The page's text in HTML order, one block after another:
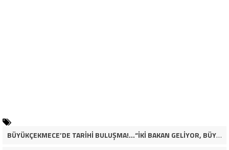
BÜYÜKÇEKMECE’DE TARİHİ BULUŞMA!…“İKİ BAKAN GELİYOR, BÜYÜKÇEKMECE’NİN ADLİYE KADERİ DEĞİŞECEK Mİ?”